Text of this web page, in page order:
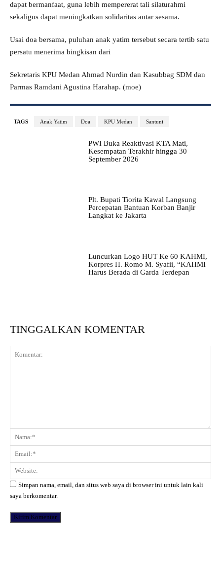
dapat bermanfaat, guna lebih mempererat tali silaturahmi
sekaligus dapat meningkatkan solidaritas antar sesama.
Usai doa bersama, puluhan anak yatim tersebut secara tertib satu
persatu menerima bingkisan dari
Sekretaris KPU Medan Ahmad Nurdin dan Kasubbag SDM dan
Parmas Ramdani Agustina Harahap. (moe)
TAGS Anak Yatim Doa KPU Medan Santuni
PWI Buka Reaktivasi KTA Mati,
Kesempatan Terakhir hingga 30
September 2026
Plt. Bupati Tiorita Kawal Langsung
Percepatan Bantuan Korban Banjir
Langkat ke Jakarta
Luncurkan Logo HUT Ke 60 KAHMI,
Korpres H. Romo M. Syafii, “KAHMI
Harus Berada di Garda Terdepan
TINGGALKAN KOMENTAR
Komentar:
Simpan nama, email, dan situs web saya di browser ini untuk lain kali
saya berkomentar.